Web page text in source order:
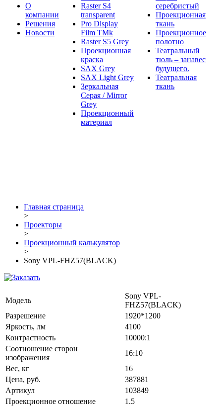
О
компании
Решения
Новости
Raster S4
transparent
Pro Display
Film ТМk
Raster S5 Grey
Проекционная
краска
SAX Grey
SAX Light Grey
Зеркальная
Серая / Mirror
Grey
Проекционный
материал
серебристый
Проекционная
ткань
Проекционное
полотно
Театральный
тюль – занавес
будущего.
Театральная
ткань
Главная страница
>
Проекторы
>
Проекционный калькулятор
>
Sony VPL-FHZ57(BLACK)
Модель
Sony VPL-
FHZ57(BLACK)
Разрешение
1920*1200
Яркость, лм
4100
Контрастность
10000:1
Соотношение сторон
изображения
16:10
Вес, кг
16
Цена, руб.
387881
Артикул
103849
Проекционное отношение
1.5